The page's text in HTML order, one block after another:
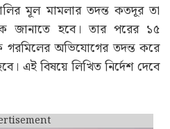
মূল মামলার তদন্ত কতদূর তা
জানাতে হবে। তার পরের ১৫
গরমিলের অভিযোগের তদন্ত করে
এই বিষয়ে লিখিত নির্দেশ দেবে